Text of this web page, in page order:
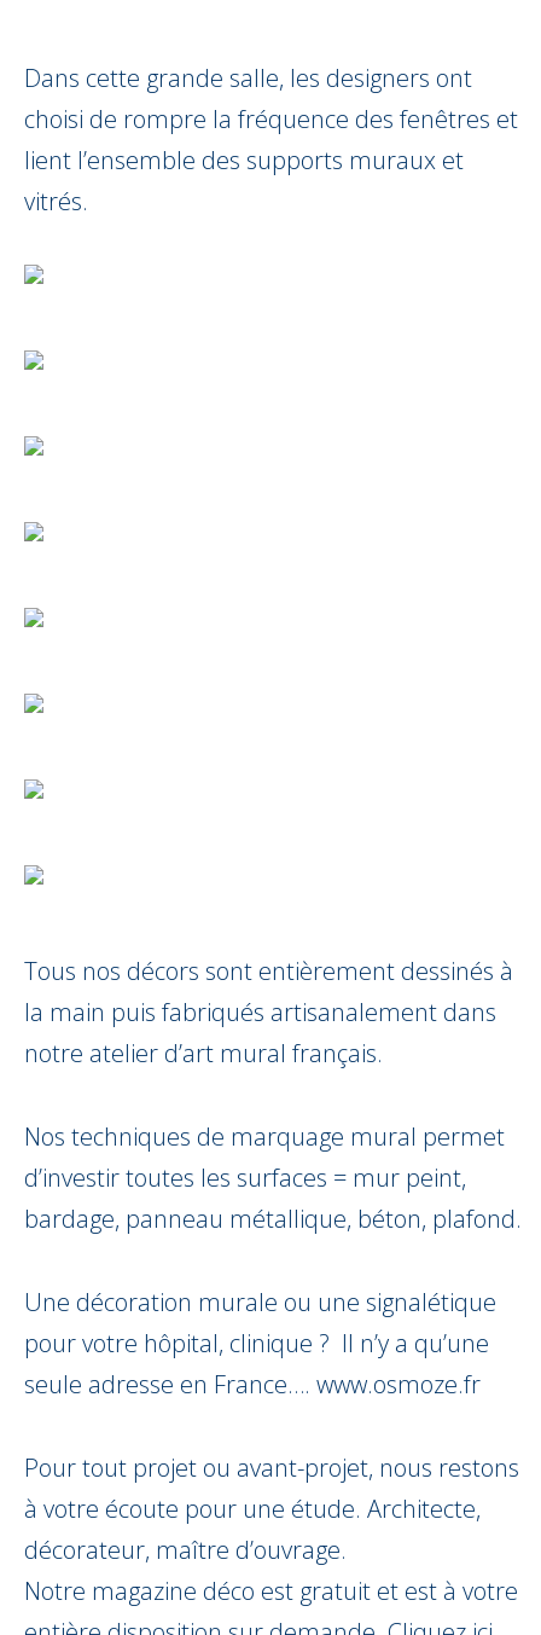
Dans cette grande salle, les designers ont
choisi de rompre la fréquence des fenêtres et
lient l’ensemble des supports muraux et
vitrés.
Tous nos décors sont entièrement dessinés à
la main puis fabriqués artisanalement dans
notre atelier d’art mural français.
Nos techniques de marquage mural permet
d’investir toutes les surfaces = mur peint,
bardage, panneau métallique, béton, plafond.
Une décoration murale ou une signalétique
pour votre hôpital, clinique ? Il n’y a qu’une
seule adresse en France…. www.osmoze.fr
Pour tout projet ou avant-projet, nous restons
à votre écoute pour une étude. Architecte,
décorateur, maître d’ouvrage.
Notre magazine déco est gratuit et est à votre